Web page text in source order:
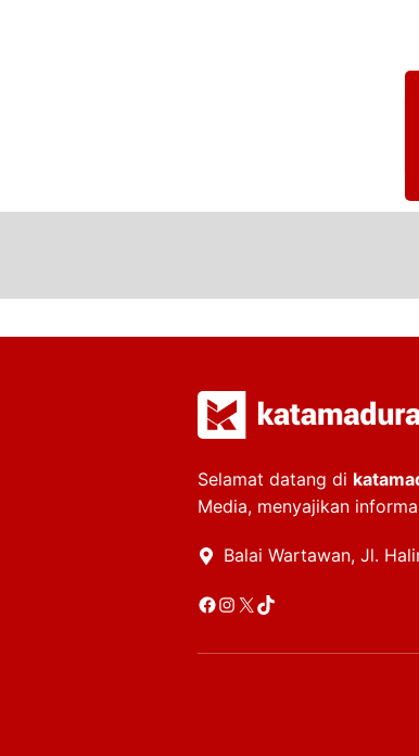
Selamat datang di
Media, menyajikan
Balai Wartawan, Jl.
Facebook
Instagram
X TikTok